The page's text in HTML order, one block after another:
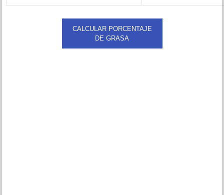
CALCULAR PORCENTAJE
DE GRASA